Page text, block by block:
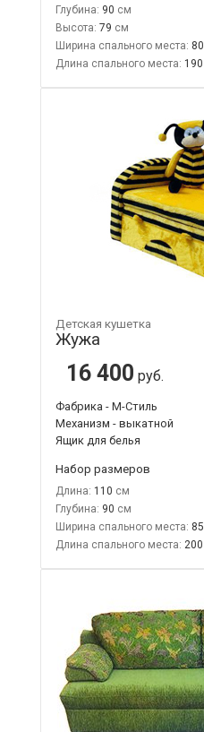
Глубина: 90
Высота: 79
Ширина спального места: 80
Длина спального места: 190
Детская кушетка
Жужа
16 400 руб.
Фабрика - М-Стиль
Механизм - выкатной
Ящик для белья
Набор размеров
Длина: 110
Глубина: 90
Ширина спального места: 85
Длина спального места: 200